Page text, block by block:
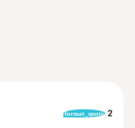
format_quote 2